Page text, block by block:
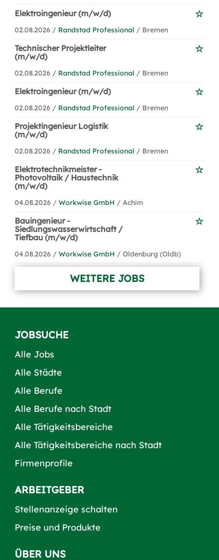
Elektroingenieur (m/w/d)
02.08.2026 / Randstad Professional / Bremen
Technischer Projektleiter
(m/w/d)
02.08.2026 / Randstad Professional / Bremen
Elektroingenieur (m/w/d)
02.08.2026 / Randstad Professional / Bremen
Projektingenieur Logistik
(m/w/d)
02.08.2026 / Randstad Professional / Bremen
Elektrotechnikmeister -
Photovoltaik / Haustechnik
(m/w/d)
04.08.2026 / Workwise GmbH / Achim
Bauingenieur -
Siedlungswasserwirtschaft /
Tiefbau (m/w/d)
04.08.2026 / Workwise GmbH / Oldenburg (Oldb)
WEITERE JOBS
JOBSUCHE
Alle Jobs
Alle Städte
Alle Berufe
Alle Berufe nach Stadt
Alle Tätigkeitsbereiche
Alle Tätigkeitsbereiche nach Stadt
Firmenprofile
ARBEITGEBER
Stellenanzeige schalten
Preise und Produkte
ÜBER UNS